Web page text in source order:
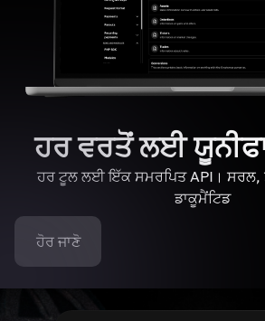
ਹਰ ਵਰਤੋਂ ਲਈ
ਹਰ ਟੂਲ ਲਈ ਇੱਕ ਸਮਰਪਿਤ API। ਸਰਲ,
ਡਾਕੂਮੈਂਟਿਡ
ਹੋਰ ਜਾਣੋ